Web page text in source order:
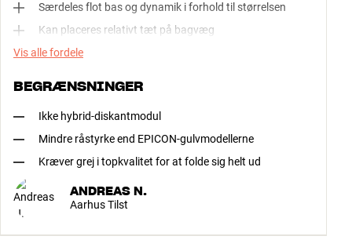
Særdeles flot bas og dynamik i forhold til størrelsen
Kan placeres relativt tæt på bagvæg
Vis alle fordele
BEGRÆNSNINGER
Ikke hybrid-diskantmodul
Mindre råstyrke end EPICON-gulvmodellerne
Kræver grej i topkvalitet for at folde sig helt ud
ANDREAS N.
Aarhus Tilst